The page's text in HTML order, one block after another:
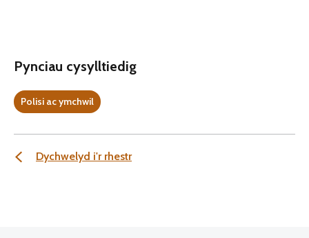
Pynciau cysylltiedig
Polisi ac ymchwil
Dychwelyd i'r rhestr